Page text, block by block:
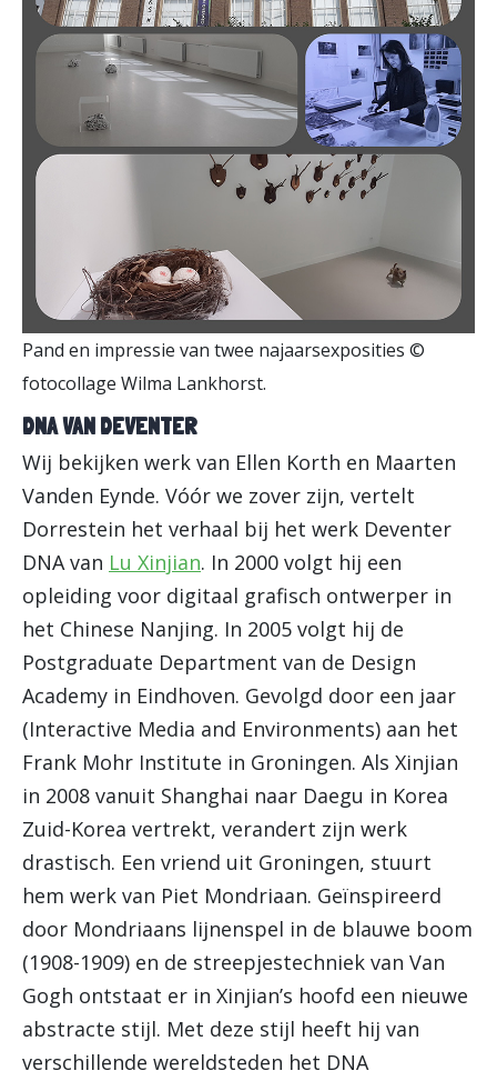
Pand en impressie van twee najaarsexposities ©
fotocollage Wilma Lankhorst.
DNA VAN DEVENTER
Wij bekijken werk van Ellen Korth en Maarten
Vanden Eynde. Vóór we zover zijn, vertelt
Dorrestein het verhaal bij het werk Deventer
DNA van Lu Xinjian. In 2000 volgt hij een
opleiding voor digitaal grafisch ontwerper in
het Chinese Nanjing. In 2005 volgt hij de
Postgraduate Department van de Design
Academy in Eindhoven. Gevolgd door een jaar
(Interactive Media and Environments) aan het
Frank Mohr Institute in Groningen. Als Xinjian
in 2008 vanuit Shanghai naar Daegu in Korea
Zuid-Korea vertrekt, verandert zijn werk
drastisch. Een vriend uit Groningen, stuurt
hem werk van Piet Mondriaan. Geïnspireerd
door Mondriaans lijnenspel in de blauwe boom
(1908-1909) en de streepjestechniek van Van
Gogh ontstaat er in Xinjian’s hoofd een nieuwe
abstracte stijl. Met deze stijl heeft hij van
verschillende wereldsteden het DNA